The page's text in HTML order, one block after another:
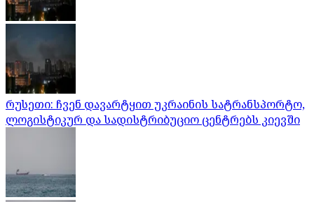
რუსეთი: ჩვენ დავარტყით უკრაინის სატრანსპორტო,
ლოგისტიკურ და სადისტრიბუციო ცენტრებს კიევში